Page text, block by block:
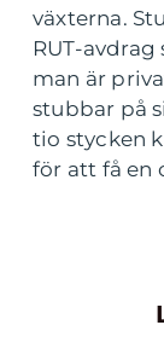
växterna.
RUT-
man är
stubbar på
tio stycken
för att få en